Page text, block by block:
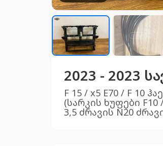
2023 - 2023
F 15 / x5 E70 / F 10
(სარკის ხუფები F10
3,5 ძრავის N20